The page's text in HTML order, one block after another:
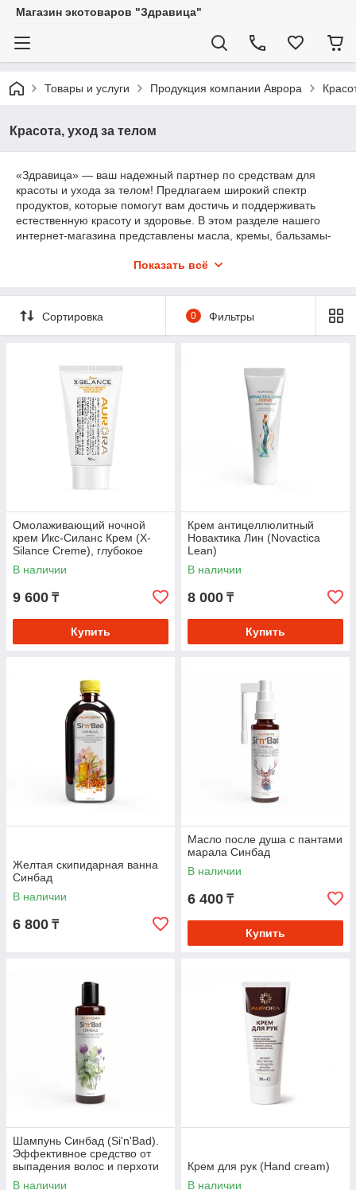
Магазин экотоваров "Здравица"
Товары и услуги Продукция компании Аврора
Красота, уход за телом
«Здравица» — ваш надежный партнер по средствам для
красоты и ухода за телом! Предлагаем широкий спектр
продуктов, которые помогут вам достичь и поддерживать
естественную красоту и здоровье. В этом разделе нашего
интернет-магазина представлены масла, кремы, бальзамы-
. Для постоянных клиентов действуют скидки,
Показать всё
Сортировка 0 Фильтры
Омолаживающий ночной
крем Икс-Силанс Крем (X-
Silance Creme), глубокое
питание кожи лица, рук и
других частей
В наличии
9 600 ₸
Купить
Крем антицеллюлитный
Новактика Лин (Novactica
Lean)
В наличии
8 000 ₸
Купить
Желтая скипидарная ванна
Синбад
В наличии
6 800 ₸
Масло после душа с пантами
марала Синбад
В наличии
6 400 ₸
Купить
Шампунь Синбад (Si'n'Bad).
Эффективное средство от
выпадения волос и перхоти
В наличии
Крем для рук (Hand cream)
В наличии